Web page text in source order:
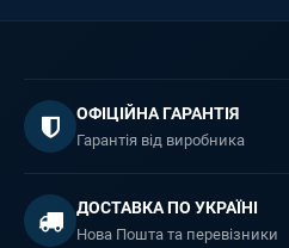
ОФІЦІЙНА ГАРАНТІЯ
Гарантія від виробника
ДОСТАВКА ПО УКРАЇНІ
Нова Пошта та перевізники